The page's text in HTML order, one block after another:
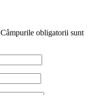
Câmpurile obligatorii sunt